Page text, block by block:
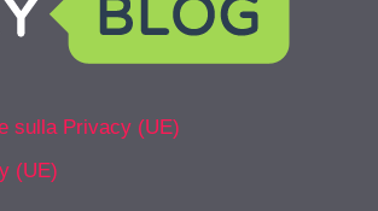
sulla Privacy (UE)
(UE)